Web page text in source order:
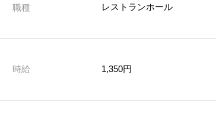
職種 レストランホール
時給 1,350円